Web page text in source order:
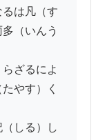
は凡（す
（いんう
ざるによ
やす）く
しる）し